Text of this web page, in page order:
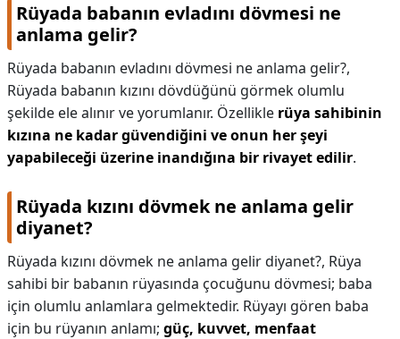
Rüyada babanın evladını dövmesi ne
anlama gelir?
Rüyada babanın evladını dövmesi ne anlama gelir?,
Rüyada babanın kızını dövdüğünü görmek olumlu
şekilde ele alınır ve yorumlanır. Özellikle rüya sahibinin
kızına ne kadar güvendiğini ve onun her şeyi
yapabileceği üzerine inandığına bir rivayet edilir.
Rüyada kızını dövmek ne anlama gelir
diyanet?
Rüyada kızını dövmek ne anlama gelir diyanet?, Rüya
sahibi bir babanın rüyasında çocuğunu dövmesi; baba
için olumlu anlamlara gelmektedir. Rüyayı gören baba
için bu rüyanın anlamı; güç, kuvvet, menfaat